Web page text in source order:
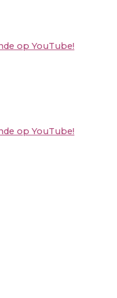
op YouTube!
op YouTube!